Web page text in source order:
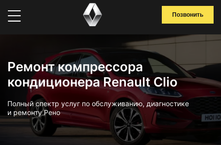
Позвонить
Ремонт компрессора
кондиционера Renault Clio
Полный спектр услуг по обслуживанию, диагностике
и ремонту Рено